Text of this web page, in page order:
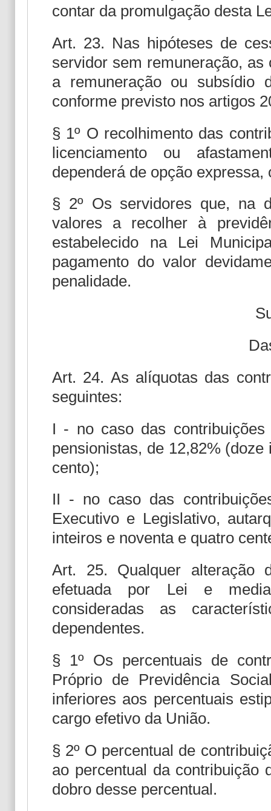
contar da promulgação desta
Art. 23. Nas hipóteses de
servidor sem remuneração,
a remuneração ou
conforme previsto nos artigos
§ 1º O recolhimento das
licenciamento ou
dependerá de opção
§ 2º Os servidores que, na
valores a recolher à
estabelecido na Lei
pagamento do valor
penalidade.
Art. 24. As alíquotas das
seguintes:
I - no caso das contribuições
pensionistas, de 12,82%
cento);
II - no caso das
Executivo e Legislativo,
inteiros e noventa e quatro
Art. 25. Qualquer alteração
efetuada por Lei e
consideradas as
dependentes.
§ 1º Os percentuais de
Próprio de Previdência
inferiores aos percentuais
cargo efetivo da União.
§ 2º O percentual de
ao percentual da contribuição
dobro desse percentual.